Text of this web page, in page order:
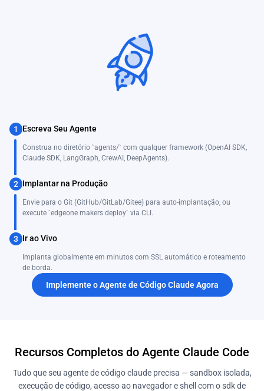
1 Escreva Seu Agente
Construa no diretório `agents/` com qualquer framework (OpenAI SDK,
Claude SDK, LangGraph, CrewAI, DeepAgents).
2 Implantar na Produção
Envie para o Git (GitHub/GitLab/Gitee) para auto-implantação, ou
execute `edgeone makers deploy` via CLI.
3 Ir ao Vivo
Implanta globalmente em minutos com SSL automático e roteamento
de borda.
Implemente o Agente de Código Claude Agora
Recursos Completos do Agente Claude Code
Tudo que seu agente de código claude precisa — sandbox isolada,
execução de código, acesso ao navegador e shell com o sdk de